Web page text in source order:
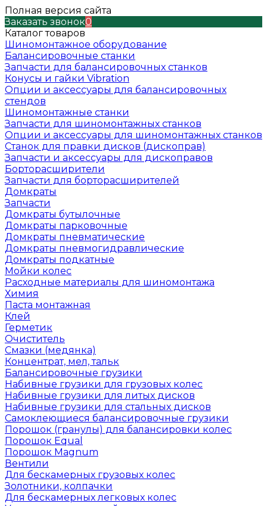
Полная версия сайта
Заказать звонок0
Каталог товаров
Шиномонтажное оборудование
Балансировочные станки
Запчасти для балансировочных станков
Конусы и гайки Vibration
Опции и аксессуары для балансировочных
стендов
Шиномонтажные станки
Запчасти для шиномонтажных станков
Опции и аксессуары для шиномонтажных станков
Станок для правки дисков (дископрав)
Запчасти и аксессуары для дископравов
Борторасширители
Запчасти для борторасширителей
Домкраты
Запчасти
Домкраты бутылочные
Домкраты парковочные
Домкраты пневматические
Домкраты пневмогидравлические
Домкраты подкатные
Мойки колес
Расходные материалы для шиномонтажа
Химия
Паста монтажная
Клей
Герметик
Очиститель
Смазки (медянка)
Концентрат, мел, тальк
Балансировочные грузики
Набивные грузики для грузовых колес
Набивные грузики для литых дисков
Набивные грузики для стальных дисков
Самоклеющиеся балансировочные грузики
Порошок (гранулы) для балансировки колес
Порошок Equal
Порошок Magnum
Вентили
Для бескамерных грузовых колес
Золотники, колпачки
Для бескамерных легковых колес